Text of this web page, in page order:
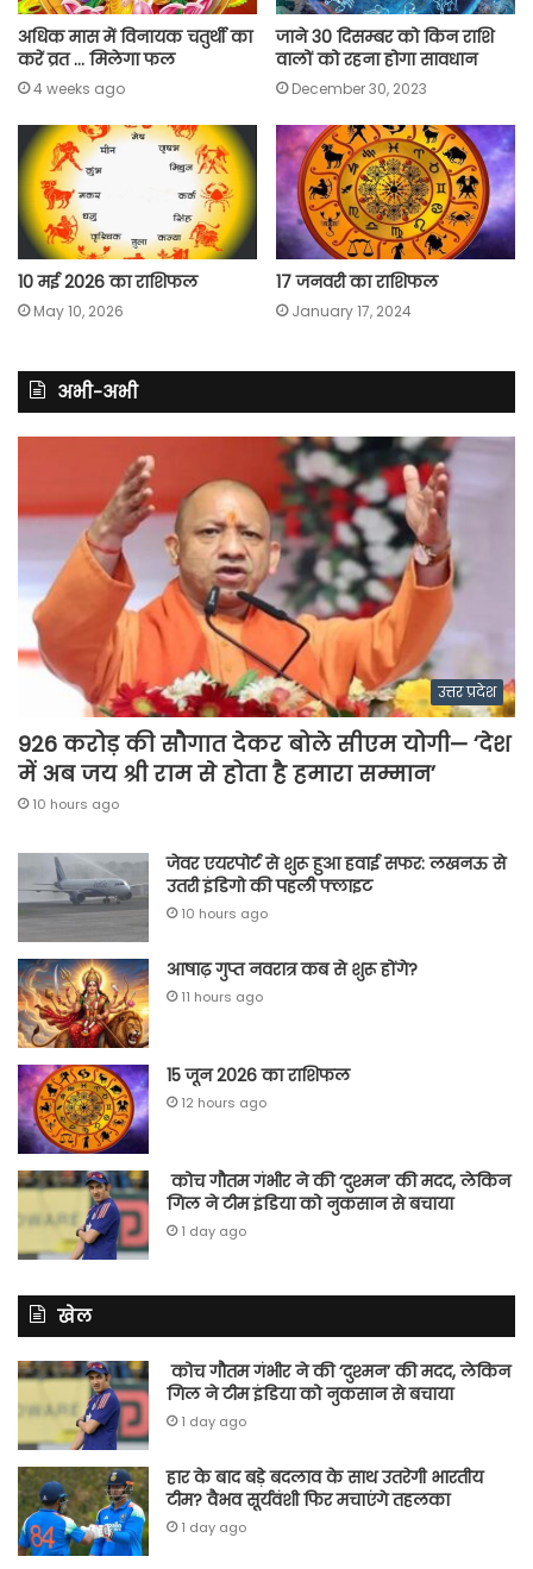
अधिक मास में विनायक चतुर्थी का
करें व्रत … मिलेगा फल
4 weeks ago
जाने 30 दिसम्बर को किन राशि
वालों को रहना होगा सावधान
December 30, 2023
10 मई 2026 का राशिफल
May 10, 2026
17 जनवरी का राशिफल
January 17, 2024
अभी-अभी
उत्तर प्रदेश
926 करोड़ की सौगात देकर बोले सीएम योगी— ‘देश
में अब जय श्री राम से होता है हमारा सम्मान’
10 hours ago
जेवर एयरपोर्ट से शुरू हुआ हवाई सफर: लखनऊ से
उतरी इंडिगो की पहली फ्लाइट
10 hours ago
आषाढ़ गुप्त नवरात्र कब से शुरू होंगे?
11 hours ago
15 जून 2026 का राशिफल
12 hours ago
कोच गौतम गंभीर ने की ‘दुश्मन’ की मदद, लेकिन
गिल ने टीम इंडिया को नुकसान से बचाया
1 day ago
खेल
कोच गौतम गंभीर ने की ‘दुश्मन’ की मदद, लेकिन
गिल ने टीम इंडिया को नुकसान से बचाया
1 day ago
हार के बाद बड़े बदलाव के साथ उतरेगी भारतीय
टीम? वैभव सूर्यवंशी फिर मचाएंगे तहलका
1 day ago